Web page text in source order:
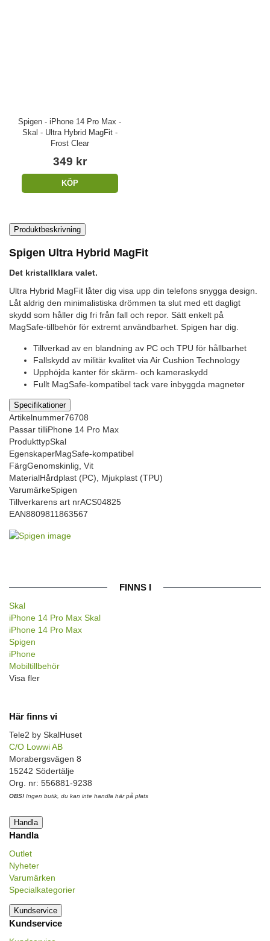
Spigen - iPhone 14 Pro Max -
Skal - Ultra Hybrid MagFit -
Frost Clear
349 kr
KÖP
Produktbeskrivning
Spigen Ultra Hybrid MagFit
Det kristallklara valet.
Ultra Hybrid MagFit låter dig visa upp din telefons snygga design.
Låt aldrig den minimalistiska drömmen ta slut med ett dagligt
skydd som håller dig fri från fall och repor. Sätt enkelt på
MagSafe-tillbehör för extremt användbarhet. Spigen har dig.
Tillverkad av en blandning av PC och TPU för hållbarhet
Fallskydd av militär kvalitet via Air Cushion Technology
Upphöjda kanter för skärm- och kameraskydd
Fullt MagSafe-kompatibel tack vare inbyggda magneter
Specifikationer
Artikelnummer76708
Passar tilliPhone 14 Pro Max
ProdukttypSkal
EgenskaperMagSafe-kompatibel
FärgGenomskinlig, Vit
MaterialHårdplast (PC), Mjukplast (TPU)
VarumärkeSpigen
Tillverkarens art nrACS04825
EAN8809811863567
FINNS I
Skal
iPhone 14 Pro Max Skal
iPhone 14 Pro Max
Spigen
iPhone
Mobiltillbehör
Visa fler
Här finns vi
Tele2 by SkalHuset
C/O Lowwi AB
Morabergsvägen 8
15242 Södertälje
Org. nr: 556881-9238
OBS! Ingen butik, du kan inte handla här på plats
Handla
Handla
Outlet
Nyheter
Varumärken
Specialkategorier
Kundservice
Kundservice